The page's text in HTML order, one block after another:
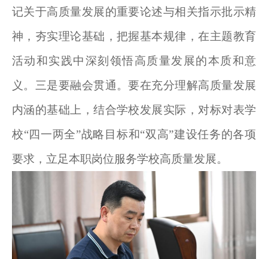
记关于高质量发展的重要论述与相关指示批示精
神，夯实理论基础，把握基本规律，在主题教育
活动和实践中深刻领悟高质量发展的本质和意
义。三是要融会贯通。要在充分理解高质量发展
内涵的基础上，结合学校发展实际，对标对表学
校“四一两全”战略目标和“双高”建设任务的各项
要求，立足本职岗位服务学校高质量发展。